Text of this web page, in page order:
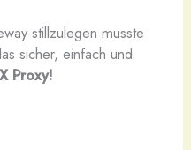
stillzulegen musste
sicher, einfach und
Proxy!